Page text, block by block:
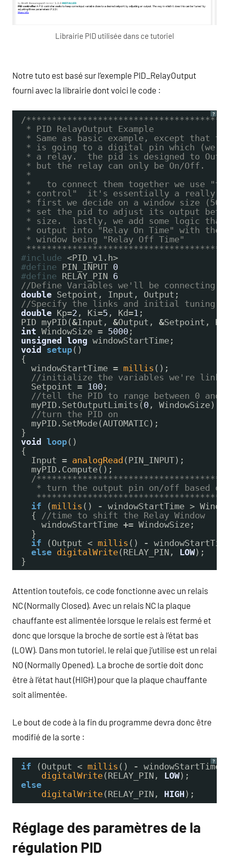
Librairie PID utilisée dans ce tutoriel
Notre tuto est basé sur l’exemple PID_RelayOutput
fourni avec la librairie dont voici le code :
?
/
* PID RelayOutput Example
* Same as basic example, except that
* is going to a digital pin which (we
* a relay.  the pid is designed to
* but the relay can only be On/Off.
*
*   to connect them together we use
* control"  it's essentially a really
* first we decide on a window size
* set the pid to adjust its output
* size.  lastly, we add some logic that
* output into "Relay On Time" with the
* window being "Relay Off Time"
#include <PID_v1.h>
#define PIN_INPUT 0
#define RELAY_PIN 6
//Define Variables we'll be connecting
double Setpoint, Input, Output;
//Specify the links and initial tuning
double Kp=2 , Ki =5 , Kd=1 ;
PID myPID(&Input, &Output, &Setpoint,
int WindowSize = 5000 ;
unsigned long windowStartTime;
void setup()
{
windowStartTime = millis ();
//initialize the variables we're
Setpoint = 100 ;
//tell the PID to range between 0 and
myPID.SetOutputLimits( 0 , WindowSize);
//turn the PID on
myPID.SetMode(AUTOMATIC);
}
void loop()
{
Input = analogRead (PIN_INPUT);
myPID.Compute();
/
* turn the output pin on/off based on
if
( millis () - windowStartTime >
{ //time to shift the Relay Window
windowStartTime += WindowSize;
}
if
(Output < millis () -
else digitalWrite(RELAY_PIN, LOW);
}
Attention toutefois, ce code fonctionne avec un relais
NC (Normally Closed). Avec un relais NC la plaque
chauffante est alimentée lorsque le relais est fermé et
donc que lorsque la broche de sortie est à l’état bas
(LOW). Dans mon tutoriel, le relai que j’utilise est un relai
NO (Normally Opened). La broche de sortie doit donc
être à l’état haut (HIGH) pour que la plaque chauffante
soit alimentée.
Le bout de code à la fin du programme devra donc être
modifié de la sorte :
?
if (Output < millis () -
digitalWrite(RELAY_PIN, LOW);
else
digitalWrite(RELAY_PIN, HIGH );
Réglage des paramètres de la
régulation PID